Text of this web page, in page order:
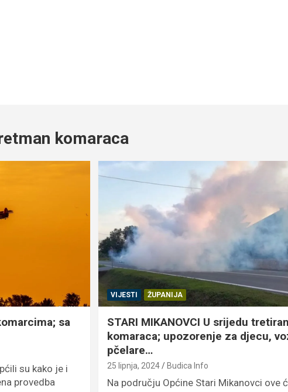
komaraca
sa
su kako je i
provedba
VIJESTI ŽUPANIJA
STARI MIKANOVCI U srijedu
komaraca; upozorenje za djecu,
pčelare…
25 lipnja, 2024 Budica Info
Na području Općine Stari Mikanovci ove